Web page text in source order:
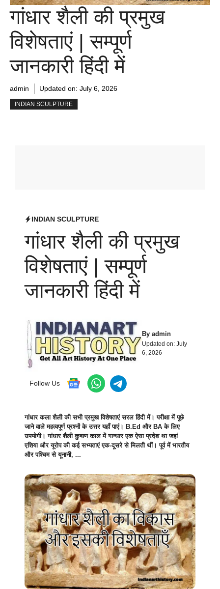
गांधार शैली की प्रमुख
विशेषताएं | सम्पूर्ण
जानकारी हिंदी में
admin Updated on: July 6, 2026
INDIAN SCULPTURE
INDIAN SCULPTURE
गांधार शैली की प्रमुख
विशेषताएं | सम्पूर्ण
जानकारी हिंदी में
By admin
Updated on: July
6, 2026
Follow Us
गांधार कला शैली की सभी प्रमुख विशेषताएं सरल हिंदी में। परीक्षा में पूछे
जाने वाले महत्वपूर्ण प्रश्नों के उत्तर यहाँ पाएं। B.Ed और BA के लिए
उपयोगी। गांधार शैली कुषाण काल में गान्धार एक ऐसा प्रदेश था जहां
एशिया और यूरोप की कई सभ्यताएं एक-दूसरे से मिलती थीं। पूर्व में भारतीय
और पश्चिम से यूनानी, ...